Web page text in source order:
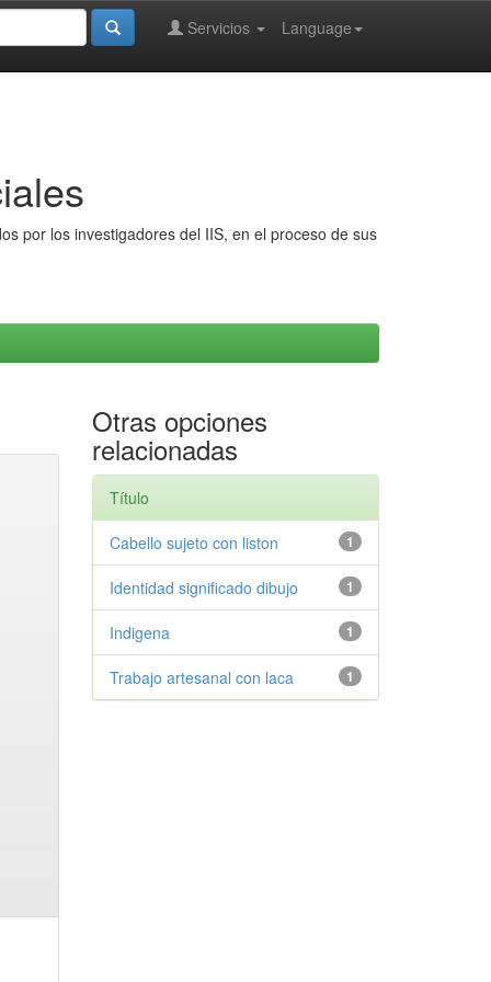
Language
Servicios
por los investigadores del IIS, en el proceso de sus
Otras opciones
relacionadas
Título
1
Cabello sujeto con liston
1
Identidad significado dibujo
1
Indigena
1
Trabajo artesanal con laca